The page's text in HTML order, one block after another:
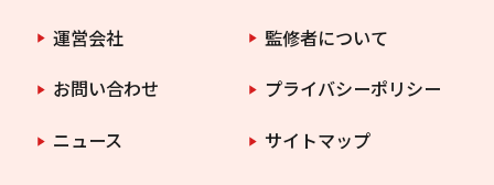
運営会社
監修者について
お問い合わせ
プライバシーポリシー
ニュース
サイトマップ